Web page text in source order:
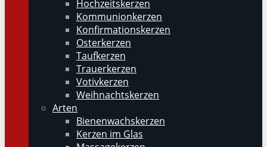
Hochzeitskerzen
Kommunionkerzen
Konfirmationskerzen
Osterkerzen
Taufkerzen
Trauerkerzen
Votivkerzen
Weihnachtskerzen
Arten
Bienenwachskerzen
Kerzen im Glas